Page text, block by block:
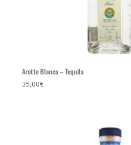
Arette Blanco – Tequila
35,00€